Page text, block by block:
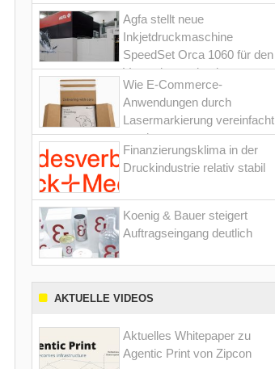
Agfa stellt neue
Inkjetdruckmaschine
SpeedSet Orca 1060 für den
Verpackungsdruck vor
Wie E-Commerce-
Anwendungen durch
Lasermarkierung vereinfacht
werden
Finanzierungsklima in der
Druckindustrie relativ stabil
Koenig & Bauer steigert
Auftragseingang deutlich
AKTUELLE VIDEOS
Aktuelles Whitepaper zu
Agentic Print von Zipcon